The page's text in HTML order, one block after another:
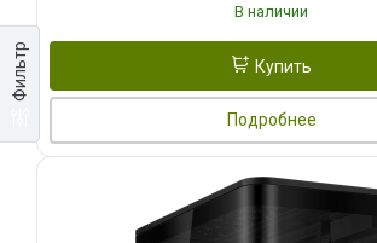
Фильтр
В наличии
Купить
Подробнее